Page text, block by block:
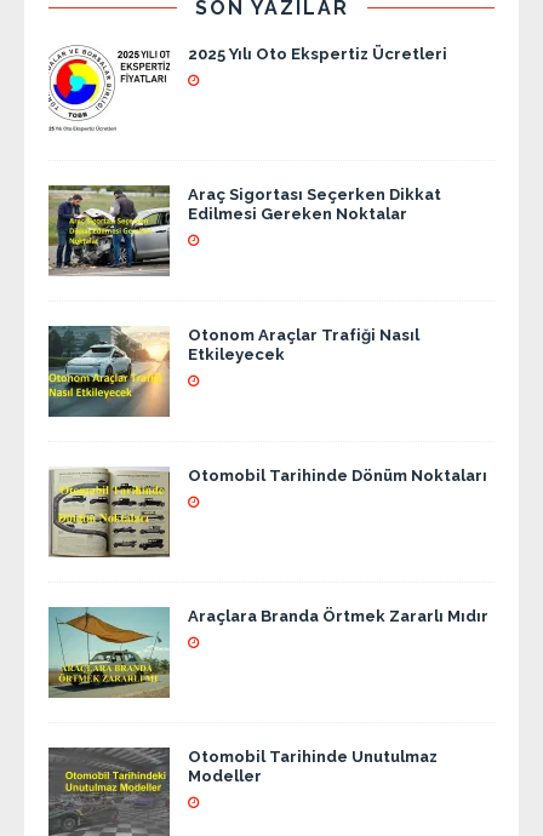
SON YAZILAR
2025 Yılı Oto Ekspertiz Ücretleri
Araç Sigortası Seçerken Dikkat
Edilmesi Gereken Noktalar
Otonom Araçlar Trafiği Nasıl
Etkileyecek
Otomobil Tarihinde Dönüm Noktaları
Araçlara Branda Örtmek Zararlı Mıdır
Otomobil Tarihinde Unutulmaz
Modeller